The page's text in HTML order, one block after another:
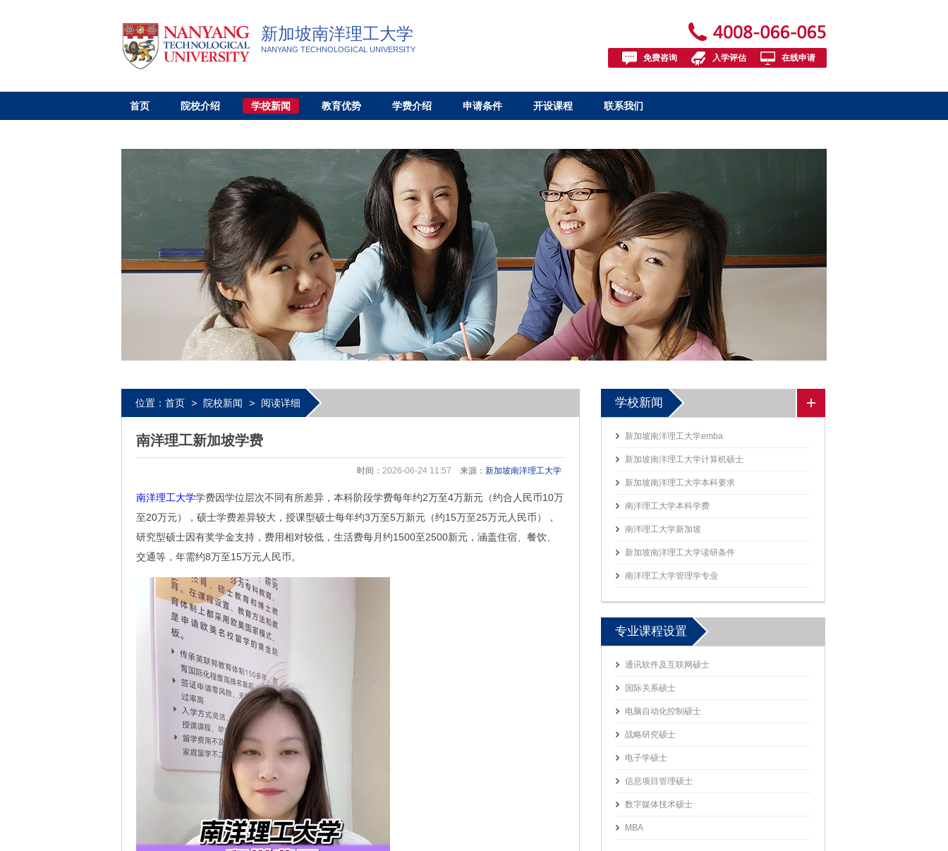
新加坡南洋理工大学
NANYANG TECHNOLOGICAL UNIVERSITY
免费咨询 入学评估 在线申请
首页 院校介绍 学校新闻 教育优势 学费介绍 申请条件 开设课程 联系我们
位置： 首页 > 院校新闻 > 阅读详细
南洋理工新加坡学费
时间： 2026-06-24 11:57 来源： 新加坡南洋理工大学
南洋理工大学学费因学位层次不同有所差异，本科阶段学费每年约2万至4万新元（约合人民币10万
至20万元），硕士学费差异较大，授课型硕士每年约3万至5万新元（约15万至25万元人民币），
研究型硕士因有奖学金支持，费用相对较低，生活费每月约1500至2500新元，涵盖住宿、餐饮、
交通等，年需约8万至15万元人民币。
学校新闻
新加坡南洋理工大学emba
新加坡南洋理工大学计算机硕士
新加坡南洋理工大学本科要求
南洋理工大学本科学费
南洋理工大学新加坡
新加坡南洋理工大学读研条件
南洋理工大学管理学专业
专业课程设置
通讯软件及互联网硕士
国际关系硕士
电脑自动化控制硕士
战略研究硕士
电子学硕士
信息项目管理硕士
数字媒体技术硕士
MBA